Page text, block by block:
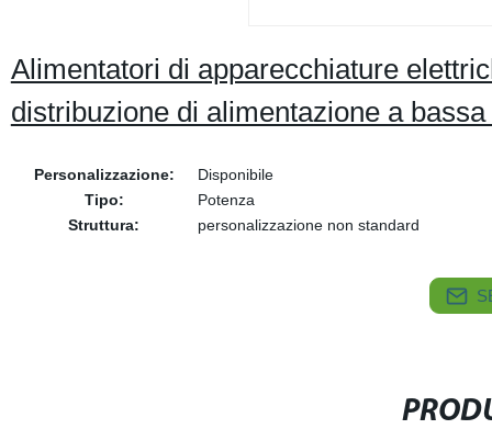
Alimentatori di apparecchiature
distribuzione di alimentazione a
Personalizzazione:
Disponibile
Tipo:
Potenza
Struttura:
personalizzazione non standard